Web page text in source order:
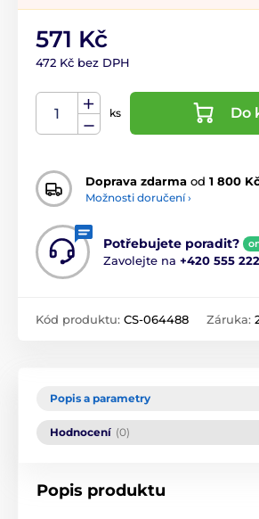
571 Kč
472 Kč bez DPH
ks Do
Doprava zdarma od 1 800
Možnosti doručení ›
Potřebujete poradit?
Zavolejte na +420 555
Kód produktu: CS-064488 Záruka:
Popis a parametry
Hodnocení (0)
Popis produktu